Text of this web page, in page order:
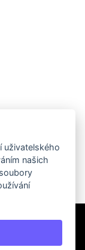
uživatelského
našich